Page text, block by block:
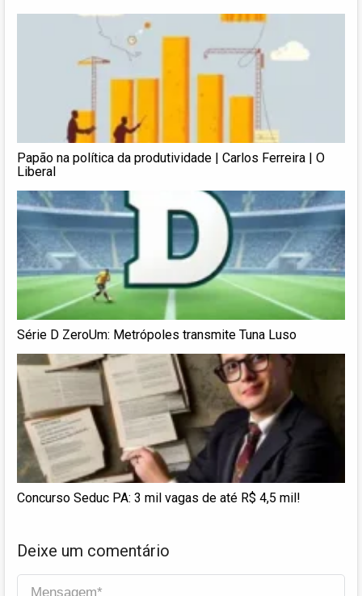
Papão na política da produtividade | Carlos Ferreira | O
Liberal
Série D ZeroUm: Metrópoles transmite Tuna Luso
Concurso Seduc PA: 3 mil vagas de até R$ 4,5 mil!
Deixe um comentário